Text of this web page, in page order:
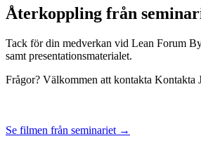
Återkoppling från
Tack för din medverkan vid Lean Forum
samt presentationsmaterialet.
Frågor? Välkommen att kontakta Kontakta
Se filmen från seminariet →